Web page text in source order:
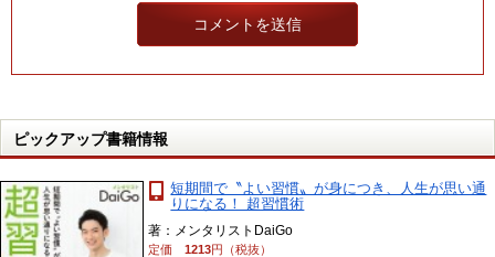
ピックアップ書籍情報
短期間で〝よい習慣〟が身につき、人生が思い通
りになる！ 超習慣術
著：メンタリストDaiGo
定価1213円（税抜）